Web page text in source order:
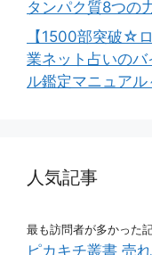
タンパク質8つの
【1500部突破☆
業ネット占いの
ル鑑定マニュアル
人気記事
最も訪問者が多かった
ピカキチ叢書 売